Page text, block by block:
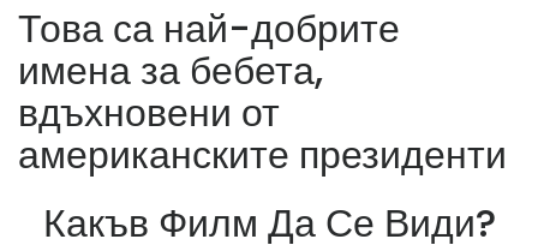
Това са най-добрите
имена за бебета,
вдъхновени от
американските президенти
Какъв Филм Да Се Види?